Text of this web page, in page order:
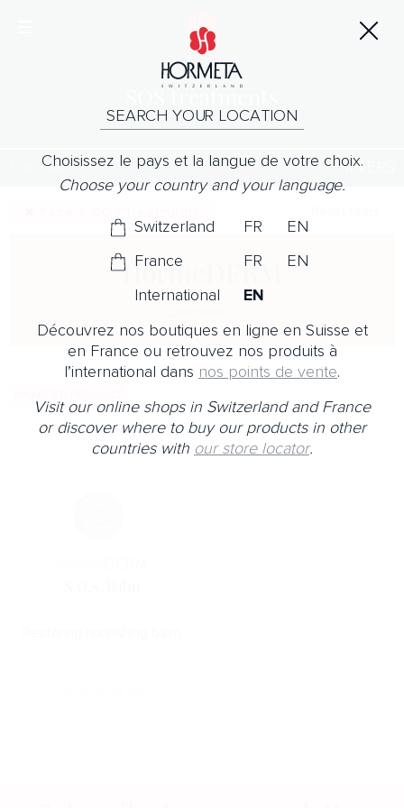
SOS treatments
1 product FILTERS
HormeDERM
SEARCH YOUR LOCATION
Choisissez le pays et la langue de votre choix.
Choose your country and your language.
Switzerland FR
EN
France
FR
EN
International
EN
Découvrez nos boutiques en ligne en Suisse et
en France ou retrouvez nos produits à
l’international dans nos points de vente.
Visit our online shops in Switzerland and France
or discover where to buy our products in other
countries with our store locator.